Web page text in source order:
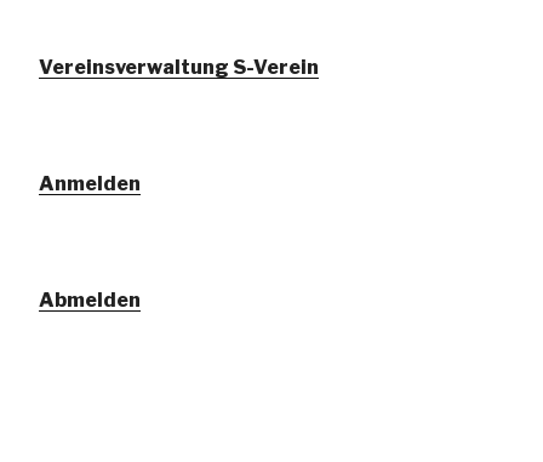
Vereinsverwaltung S-Verein
Anmelden
Abmelden